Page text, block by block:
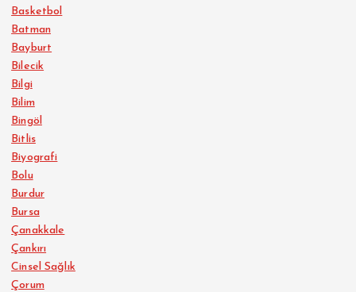
Basketbol
Batman
Bayburt
Bilecik
Bilgi
Bilim
Bingöl
Bitlis
Biyografi
Bolu
Burdur
Bursa
Çanakkale
Çankırı
Cinsel Sağlık
Çorum